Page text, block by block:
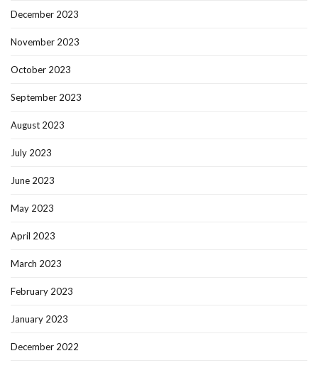
December 2023
November 2023
October 2023
September 2023
August 2023
July 2023
June 2023
May 2023
April 2023
March 2023
February 2023
January 2023
December 2022